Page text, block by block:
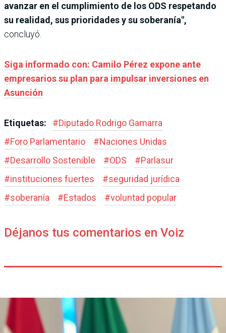
avanzar en el cumplimiento de los ODS respetando
su realidad, sus prioridades y su soberanía",
concluyó.
Siga informado con: Camilo Pérez expone ante
empresarios su plan para impulsar inversiones en
Asunción
Etiquetas: #Diputado Rodrigo Gamarra
#Foro Parlamentario #Naciones Unidas
#Desarrollo Sostenible #ODS #Parlasur
#instituciones fuertes #seguridad jurídica
#soberanía #Estados #voluntad popular
Déjanos tus comentarios en Voiz